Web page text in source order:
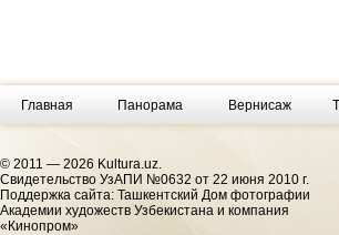
Главная Панорама Вернисаж
© 2011 — 2026 Kultura.uz.
Cвидетельство УзАПИ №0632 от 22 июня 2010 г.
Поддержка сайта: Ташкентский Дом фотографии
Академии художеств Узбекистана и компания
«Кинопром»